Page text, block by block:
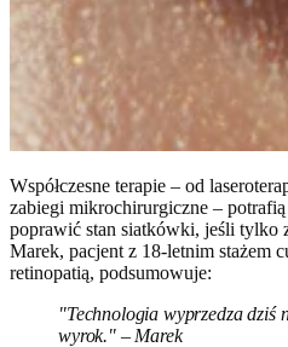
Współczesne terapie – od
zabiegi mikrochirurgiczne –
poprawić stan siatkówki, jeśli tylko
Marek, pacjent z 18-letnim stażem
retinopatią, podsumowuje:
"Technologia wyprzedza dziś
wyrok." – Marek